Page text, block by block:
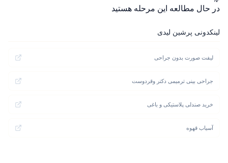
در حال مطالعه این مرحله هستید
لینکدونی پرشین لیدی
لیفت صورت بدون جراحی
جراحی بینی ترمیمی دکتر وقردوست
خرید صندلی پلاستیکی و باغی
آسیاب قهوه